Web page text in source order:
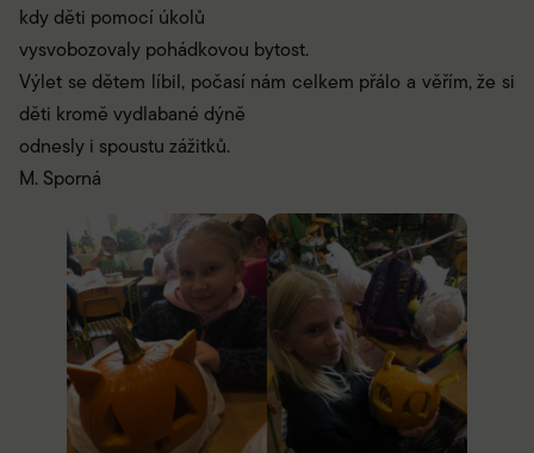
kdy děti pomocí úkolů
vysvobozovaly pohádkovou bytost.
Výlet se dětem líbil, počasí nám celkem přálo a věřím, že si
děti kromě vydlabané dýně
odnesly i spoustu zážitků.
M. Sporná